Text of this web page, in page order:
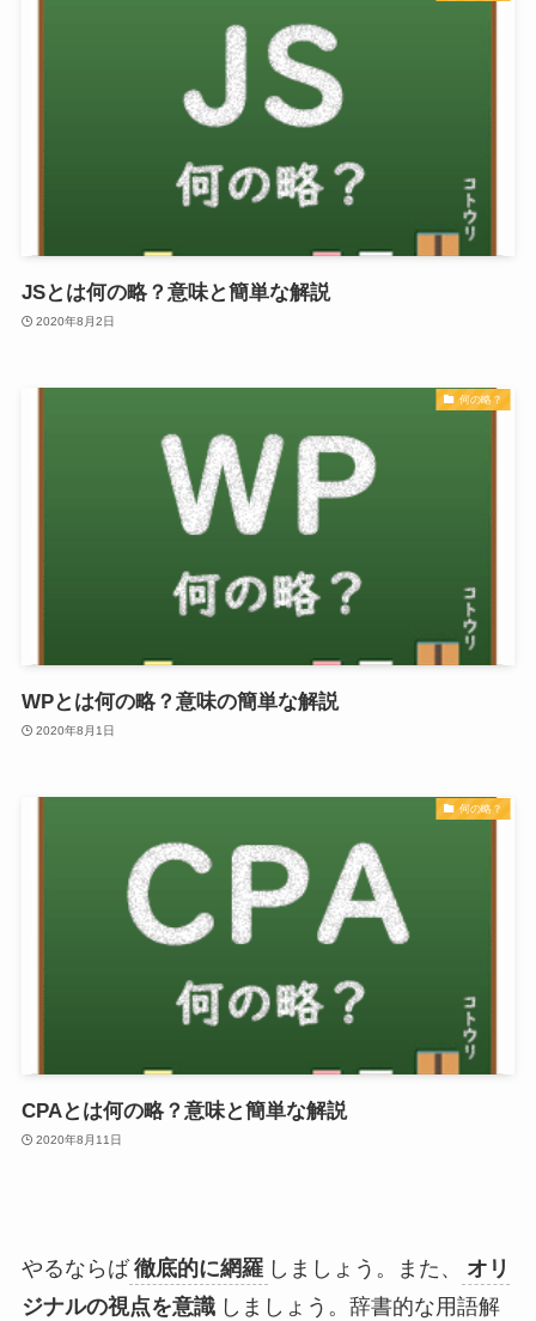
JSとは何の略？意味と簡単な解説
2020年8月2日
何の略？
WPとは何の略？意味の簡単な解説
2020年8月1日
何の略？
CPAとは何の略？意味と簡単な解説
2020年8月11日
やるならば 徹底的に網羅 しましょう。また、
オリ
ジナルの視点を意識 しましょう。辞書的な用語解